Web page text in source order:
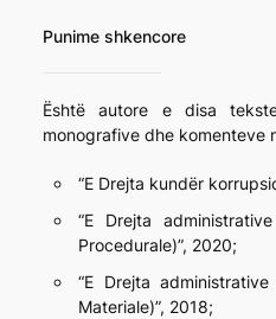
Punime shkencore
Është autore e disa
monografive dhe komenteve
“E Drejta kundër
“E Drejta
Procedurale)”, 2020;
“E Drejta
Materiale)”, 2018;